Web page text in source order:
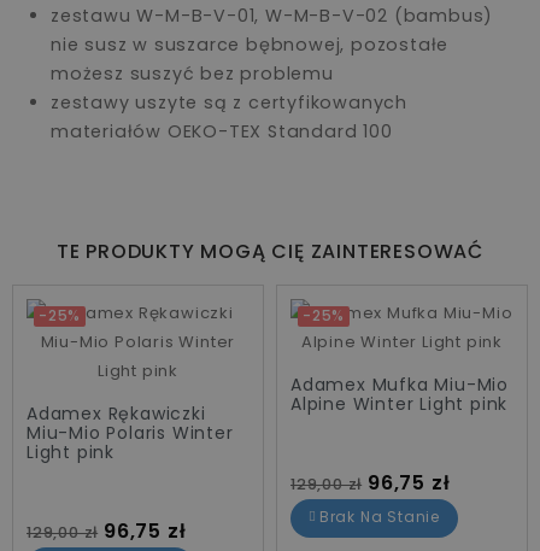
zestawu W-M-B-V-01, W-M-B-V-02 (bambus)
nie susz w suszarce bębnowej, pozostałe
możesz suszyć bez problemu
zestawy uszyte są z certyfikowanych
materiałów OEKO-TEX Standard 100
TE PRODUKTY MOGĄ CIĘ ZAINTERESOWAĆ
-25%
Adamex Rękawiczki
Miu-Mio Polaris Winter
Light pink
Cena standardowa
129,00 zł Cena
96,75 zł
-25%
Adamex Mufka Miu-Mio
Alpine Winter Light pink
Cena standardowa
129,00 zł Cena
96,75 zł
Brak Na Stanie